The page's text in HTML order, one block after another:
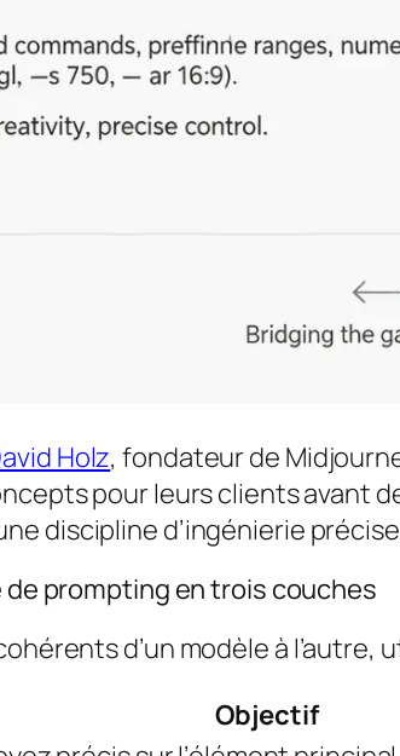
Holz, fondateur de
pour leurs clients avant
discipline d’ingénierie
prompting en trois couches
d’un modèle à l’autre,
Objectif